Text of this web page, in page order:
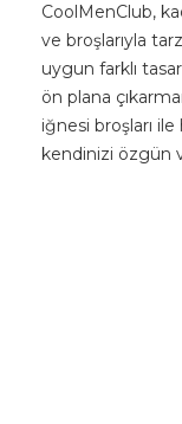
CoolMenClub,
ve broşlarıyla
uygun farklı
ön plana
iğnesi broşları
kendinizi özgün